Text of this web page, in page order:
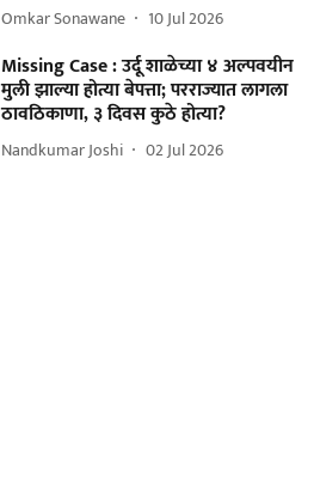
Omkar Sonawane 10 Jul 2026
Missing Case : उर्दू शाळेच्या ४ अल्पवयीन
मुली झाल्या होत्या बेपत्ता; परराज्यात लागला
ठावठिकाणा, ३ दिवस कुठे होत्या?
Nandkumar Joshi 02 Jul 2026